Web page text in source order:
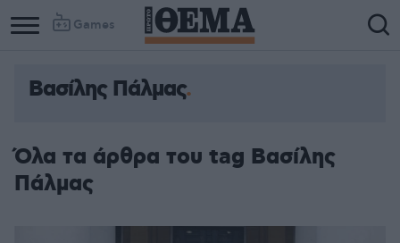
Games
Βασίλης Πάλμας
Όλα τα άρθρα του tag Βασίλης
Πάλμας